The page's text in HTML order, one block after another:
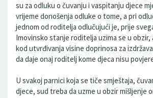
su za odluku o čuvanju i vaspitanju djece
vrijeme donošenja odluke o tome, a pri
jednom od roditelja odlučujući je, prije
Imovinsko stanje roditelja uzima se u obzir,
kod utvrđivanja visine doprinosa za
da daje onaj roditelj kome djeca nisu
U svakoj parnici koja se tiče smještaja,
djece, sud treba da uzme u obzir mišljenje